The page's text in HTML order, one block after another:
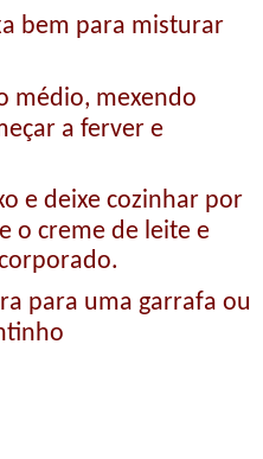
bem para misturar
médio, mexendo
a ferver e
e deixe cozinhar por
o creme de leite e
para uma garrafa ou